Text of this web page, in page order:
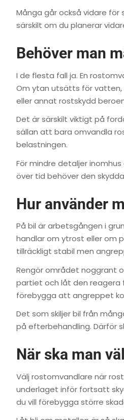
Många går också vidare
särskilt om du planerar
Behöver man
I de flesta fall ja. En
Om ytan utsätts för vatten,
eller annat rostskydd
Det är särskilt viktigt på
sällan att bara omvandla
belastningen.
För mindre detaljer
över tid behöver den
Hur använder
På bil är arbetsgången i
handlar om ytrost eller om
tillräckligt stabil men
Rengör området noggrant
partiet och låt den reagera
förebygga att angreppet
Det som skiljer bil från
på efterbehandling. Därför
När ska man
Välj rostomvandlare när
underlaget inför fortsatt
du vill förebygga större